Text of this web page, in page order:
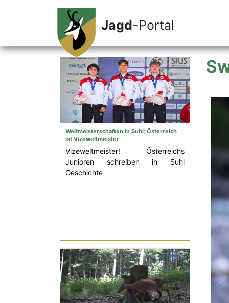
Jagd-Portal
Weltmeisterschaften in Suhl: Österreich
ist Vizeweltmeister
Vizeweltmeister! Österreichs
Junioren schreiben in Suhl
Geschichte